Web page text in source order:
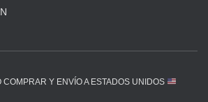
COMPRAR Y ENVÍO A ESTADOS UNIDOS